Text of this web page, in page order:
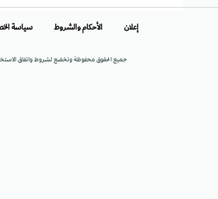
جميع الحقوق محفوظة وتخضع لشروط واتفاق
إعلان الأحكام والشروط سياسة